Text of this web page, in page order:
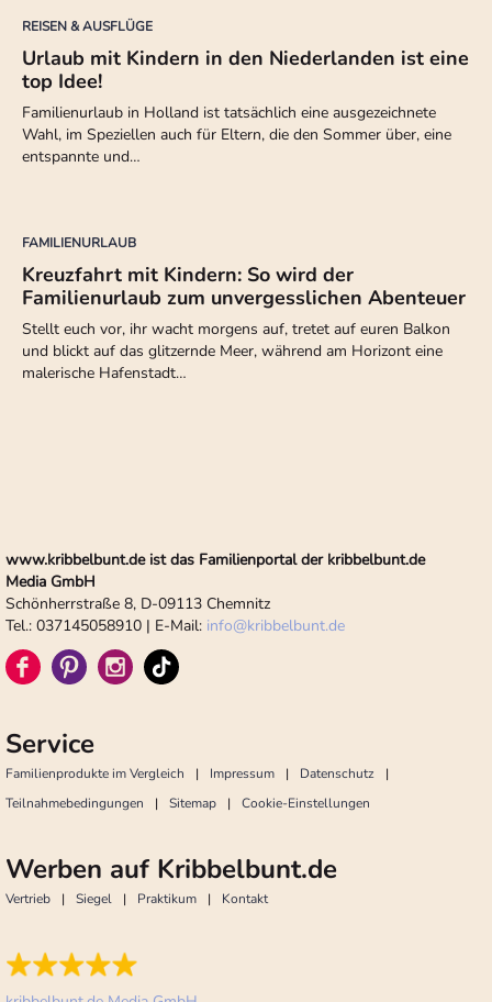
REISEN & AUSFLÜGE
Urlaub mit Kindern in den Niederlanden ist eine
top Idee!
Familienurlaub in Holland ist tatsächlich eine ausgezeichnete
Wahl, im Speziellen auch für Eltern, die den Sommer über, eine
entspannte und…
FAMILIENURLAUB
Kreuzfahrt mit Kindern: So wird der
Familienurlaub zum unvergesslichen Abenteuer
Stellt euch vor, ihr wacht morgens auf, tretet auf euren Balkon
und blickt auf das glitzernde Meer, während am Horizont eine
malerische Hafenstadt…
www.kribbelbunt.de ist das Familienportal der kribbelbunt.de
Media GmbH
Schönherrstraße 8, D-09113 Chemnitz
Tel.: 037145058910 | E-Mail: info@kribbelbunt.de
Service
Familienprodukte im Vergleich Impressum
Datenschutz
Teilnahmebedingungen
Sitemap Cookie-Einstellungen
Werben auf Kribbelbunt.de
Vertrieb Siegel Praktikum Kontakt